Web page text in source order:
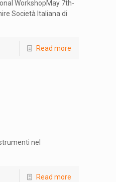
WorkshopMay 7th-
Società Italiana di
Read more
nel
Read more